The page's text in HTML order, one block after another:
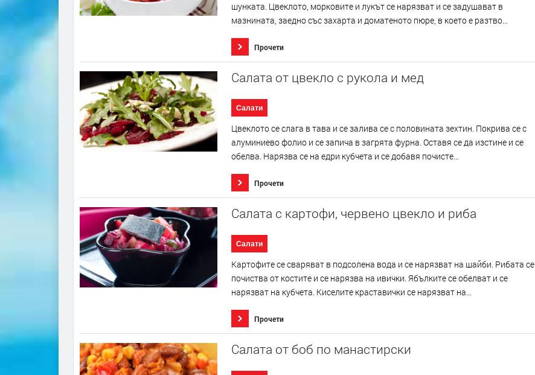
шунката. Цвеклото, морковите и лукът се нарязват и се задушават в
мазнината, заедно със захарта и доматеното пюре, в което е разтво...
Прочети
Салата от цвекло с рукола и мед
Салати
Цвеклото се слага в тава и се залива се с половината зехтин. Покрива се с
алуминиево фолио и се запича в загрята фурна. Оставя се да изстине и се
обелва. Нарязва се на едри кубчета и се добавя почисте...
Прочети
Салата с картофи, червено цвекло и риба
Салати
Картофите се сваряват в подсолена вода и се нарязват на шайби. Рибата се
почиства от костите и се нарязва на ивички. Ябълките се обелват и се
нарязват на кубчета. Киселите краставички се нарязват на...
Прочети
Салата от боб по манастирски